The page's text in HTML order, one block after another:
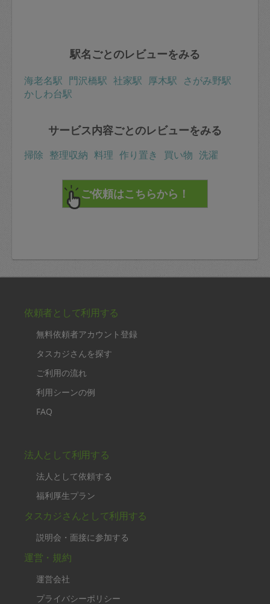
駅名ごとのレビューをみる
海老名駅 門沢橋駅 社家駅 厚木駅 さがみ野駅
かしわ台駅
サービス内容ごとのレビューをみる
掃除 整理収納 料理 作り置き 買い物 洗濯
依頼者として利用する
無料依頼者アカウント登録
タスカジさんを探す
ご利用の流れ
利用シーンの例
FAQ
法人として利用する
法人として依頼する
福利厚生プラン
タスカジさんとして利用する
説明会・面接に参加する
運営・規約
運営会社
プライバシーポリシー